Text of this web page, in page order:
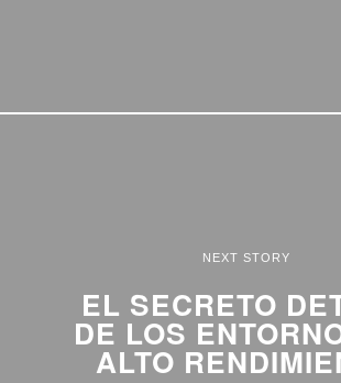
NEXT STORY
EL SECRETO
DE LOS
ALTO